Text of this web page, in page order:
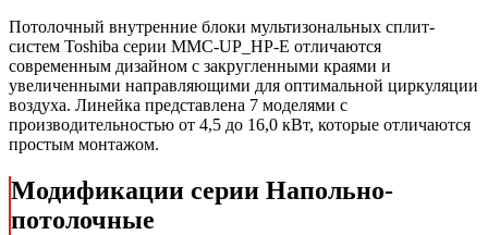
Потолочный внутренние блоки мультизональных сплит-
систем Toshiba серии MMC-UP_HP-E отличаются
современным дизайном с закругленными краями и
увеличенными направляющими для оптимальной циркуляции
воздуха. Линейка представлена 7 моделями с
производительностью от 4,5 до 16,0 кВт, которые отличаются
простым монтажом.
Модификации серии Напольно-
потолочные